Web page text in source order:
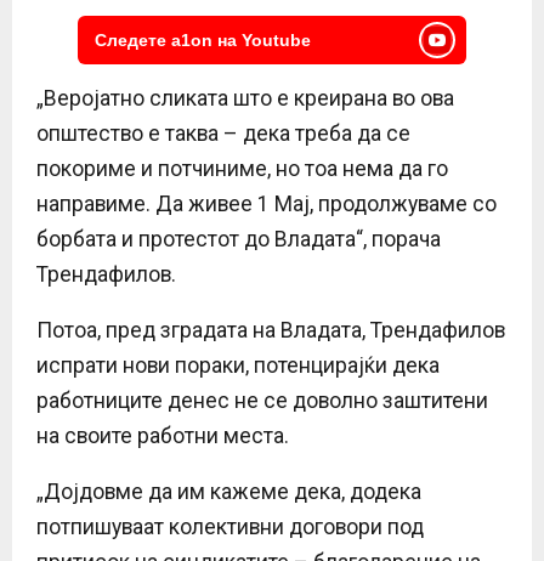
Следете a1on на Youtube
„Веројатно сликата што е креирана во ова
општество е таква – дека треба да се
покориме и потчиниме, но тоа нема да го
направиме. Да живее 1 Мај, продолжуваме со
борбата и протестот до Владата“, порача
Трендафилов.
Потоа, пред зградата на Владата, Трендафилов
испрати нови пораки, потенцирајќи дека
работниците денес не се доволно заштитени
на своите работни места.
„Дојдовме да им кажеме дека, додека
потпишуваат колективни договори под